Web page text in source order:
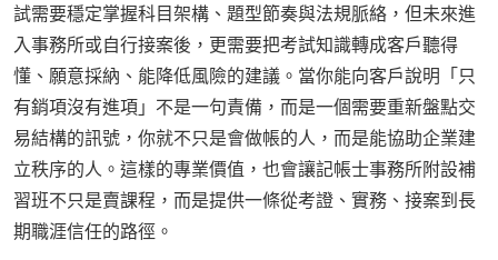
試需要穩定掌握科目架構、題型節奏與法規脈絡，但未來進
入事務所或自行接案後，更需要把考試知識轉成客戶聽得
懂、願意採納、能降低風險的建議。當你能向客戶說明「只
有銷項沒有進項」不是一句責備，而是一個需要重新盤點交
易結構的訊號，你就不只是會做帳的人，而是能協助企業建
立秩序的人。這樣的專業價值，也會讓記帳士事務所附設補
習班不只是賣課程，而是提供一條從考證、實務、接案到長
期職涯信任的路徑。